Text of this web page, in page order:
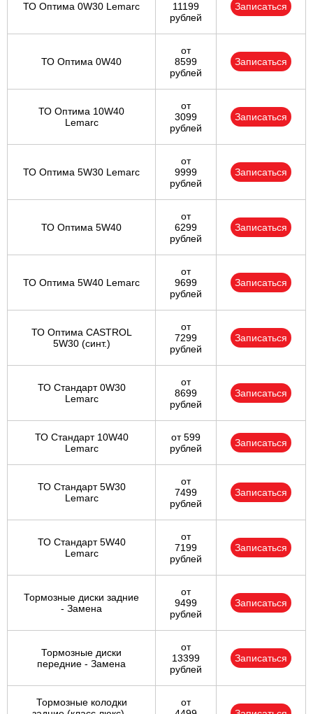
ТО Оптима 0W30 Lemarc
11199
рублей
Записаться
ТО Оптима 0W40
от
8599
рублей
Записаться
ТО Оптима 10W40
Lemarc
от
3099
рублей
Записаться
ТО Оптима 5W30 Lemarc
от
9999
рублей
Записаться
ТО Оптима 5W40
от
6299
рублей
Записаться
ТО Оптима 5W40 Lemarc
от
9699
рублей
Записаться
ТО Оптима CASTROL
5W30 (синт.)
от
7299
рублей
Записаться
ТО Стандарт 0W30
Lemarc
от
8699
рублей
Записаться
ТО Стандарт 10W40
Lemarc
от 599
рублей
Записаться
ТО Стандарт 5W30
Lemarc
от
7499
рублей
Записаться
ТО Стандарт 5W40
Lemarc
от
7199
рублей
Записаться
Тормозные диски задние
- Замена
от
9499
рублей
Записаться
Тормозные диски
передние - Замена
от
13399
рублей
Записаться
Тормозные колодки
от